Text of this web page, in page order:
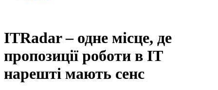
ITRadar – одне місце, де
пропозиції роботи в IT
нарешті мають сенс